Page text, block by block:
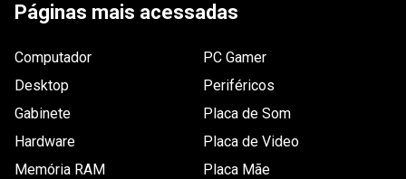
Páginas mais acessadas
Computador
Desktop
Gabinete
Hardware
Memória RAM
PC Gamer
Periféricos
Placa de Som
Placa de Video
Placa Mãe